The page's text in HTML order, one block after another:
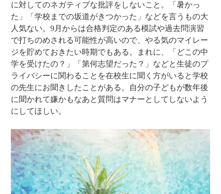
に対してのネガティブな批評をしないこと。「暑かっ
た」「学校までの坂道がきつかった」などを言うもの大
人気ない。9月からは合格判定のある模試や過去問演習
で打ちのめされる可能性が高いので、やる気のマイレー
ジを貯めておきたい時期でもある。まれに、「どこの中
学を受けたの？」「第何志望だった？」などと生徒のプ
ライバシーに関わることを在校生に聞く方がいると学校
の先生にお聞きしたことがある。自分の子どもが数年後
に聞かれて嫌かもなあと質問はマナーとしてしないよう
にしてほしい。